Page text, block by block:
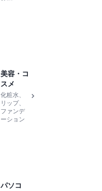
美容・コ
スメ
化粧水、
リップ、
ファンデ
ーション
パソコ